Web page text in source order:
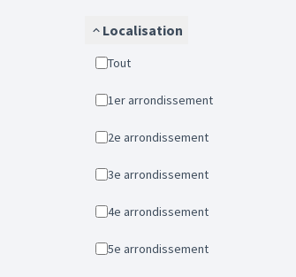
Localisation
Tout
1er arrondissement
2e arrondissement
3e arrondissement
4e arrondissement
5e arrondissement